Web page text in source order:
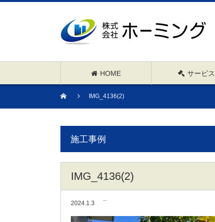
HOME サービス
IMG_4136(2)
施工事例
IMG_4136(2)
2024.1.3